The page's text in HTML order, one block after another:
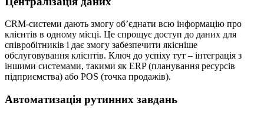
CRM-системи дають змогу об’єднати всю інформацію про
клієнтів в одному місці. Це спрощує доступ до даних для
співробітників і дає змогу забезпечити якісніше
обслуговування клієнтів. Ключ до успіху тут – інтеграція з
іншими системами, такими як ERP (планування ресурсів
підприємства) або POS (точка продажів).
Автоматизація рутинних завдань